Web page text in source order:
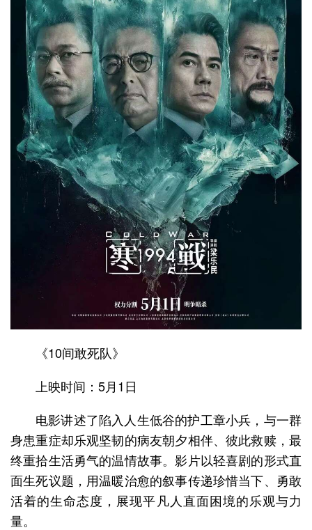
《10间敢死队》
上映时间：5月1日
电影讲述了陷入人生低谷的护工章小兵，与一群
身患重症却乐观坚韧的病友朝夕相伴、彼此救赎，最
终重拾生活勇气的温情故事。影片以轻喜剧的形式直
面生死议题，用温暖治愈的叙事传递珍惜当下、勇敢
活着的生命态度，展现平凡人直面困境的乐观与力
量。